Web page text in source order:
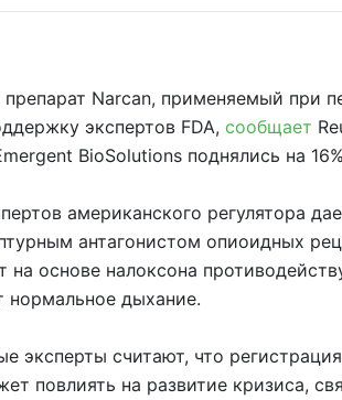
Narcan, применяемый при
экспертов FDA, сообщает
BioSolutions поднялись на
американского регулятора
антагонистом опиоидных
на основе налоксона
нормальное дыхание.
эксперты считают, что
повлиять на развитие кризиса,